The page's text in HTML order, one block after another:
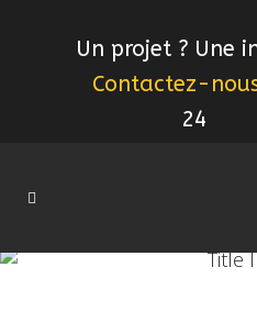
Un projet ? Une
Contactez-
24